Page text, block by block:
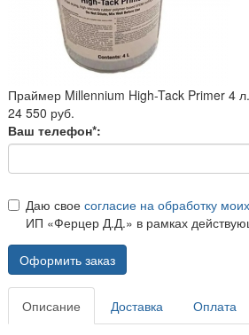
Праймер Millennium High-Tack Primer 4
24 550 руб.
Ваш телефон*:
Даю свое согласие на обработку
ИП «Ферцер Д.Д.» в рамках
Оформить заказ
Описание Доставка Оплата